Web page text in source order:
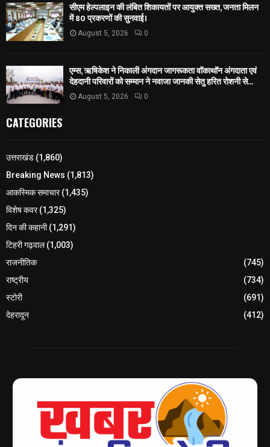
सीएम हेल्पलाइन की लंबित शिकायतों पर आयुक्त सख्त, जनता मिलन
में 80 प्रकरणों की सुनवाई।
August 5, 2026 0
एम्स, ऋषिकेश ने निकाली अंगदान जागरूकता वॉकाथॉन अंगदाता एवं
देहदानी परिवारों को सम्मान ने नवाजा जानकी सेतु हरित रोशनी से...
August 5, 2026 0
CATEGORIES
उत्तराखंड (1,860)
Breaking News (1,813)
आकस्मिक समाचार(1,435)
विशेष कवर(1,325)
दिन की कहानी(1,291)
टिहरी गढ़वाल(1,003)
राजनीतिक
(745)
राष्ट्रीय
(734)
स्टोरी
(691)
देहरादून
(412)